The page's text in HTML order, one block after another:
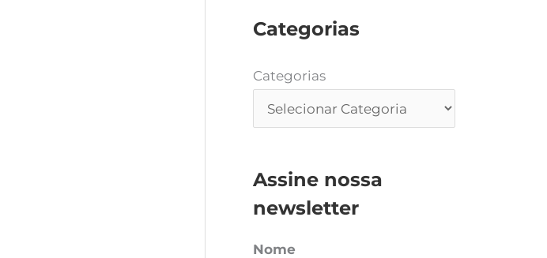
Categorias
Categorias
Assine nossa
newsletter
Nome